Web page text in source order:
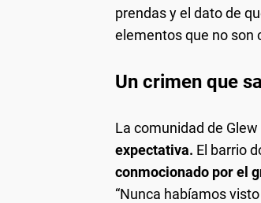
prendas y el dato de
elementos que no son
Un crimen que
La comunidad de
expectativa. El barrio
conmocionado por el
“Nunca habíamos